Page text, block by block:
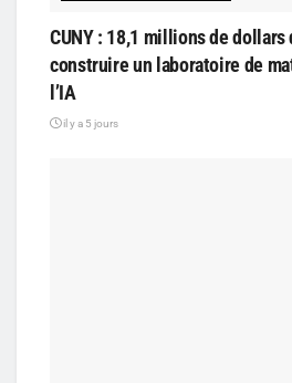
CUNY : 18,1 millions de dollars
construire un laboratoire de
l’IA
il y a 5 jours